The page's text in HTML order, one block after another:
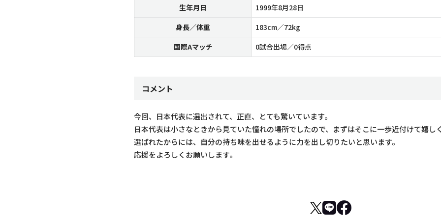
生年月日
1999年8月28日
身長／体重
183cm／72kg
国際Aマッチ
0試合出場／0得点
コメント
今回、日本代表に選出されて、正直、とても驚いています。
日本代表は小さなときから見ていた憧れの場所でしたので、まずはそこに一歩近付けて嬉し
選ばれたからには、自分の持ち味を出せるように力を出し切りたいと思います。
応援をよろしくお願いします。